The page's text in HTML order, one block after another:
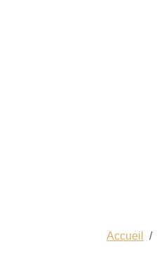
Accueil